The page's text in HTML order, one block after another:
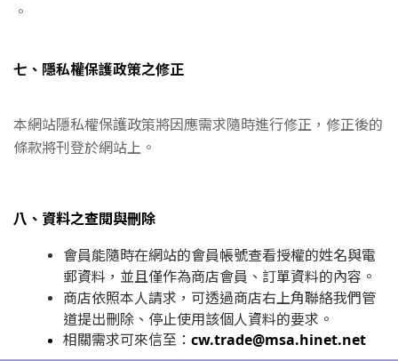
。
七、隱私權保護政策之修正
本網站隱私權保護政策將因應需求隨時進行修正，修正後的
條款將刊登於網站上。
八、資料之查閱與刪除
會員能隨時在網站的會員帳號查看授權的姓名與電
郵資料，並且僅作為商店會員、訂單資料的內容。
商店依照本人請求，可透過商店右上角聯絡我們管
道提出刪除、停止使用該個人資料的要求。
相關需求可來信至： cw.trade@msa.hinet.net